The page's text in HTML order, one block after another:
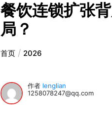
餐饮连锁扩张
局？
首页 2026
作者 lenglian
1258078247@qq.com